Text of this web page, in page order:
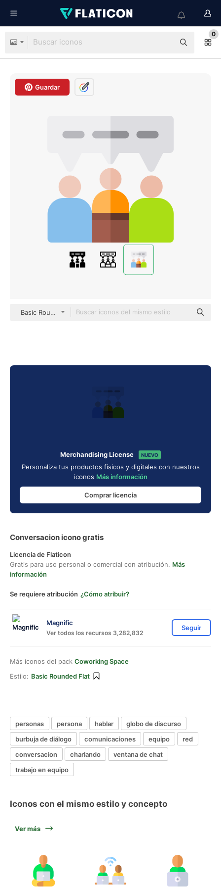
0
Guardar
Basic Rounded Flat
Merchandising License NUEVO
Personaliza tus productos físicos y digitales con nuestros
iconos Más información
Comprar licencia
Conversacion icono gratis
Licencia de Flaticon
Gratis para uso personal o comercial con atribución. Más
información
Se requiere atribución ¿Cómo atribuir?
Magnific
Ver todos los recursos 3,282,832
Seguir
Más iconos del pack Coworking Space
Estilo: Basic Rounded Flat
personas persona hablar
globo de discurso
burbuja de diálogo
comunicaciones equipo
red
conversacion
charlando
ventana de chat
trabajo en equipo
Iconos con el mismo estilo y concepto
Ver más